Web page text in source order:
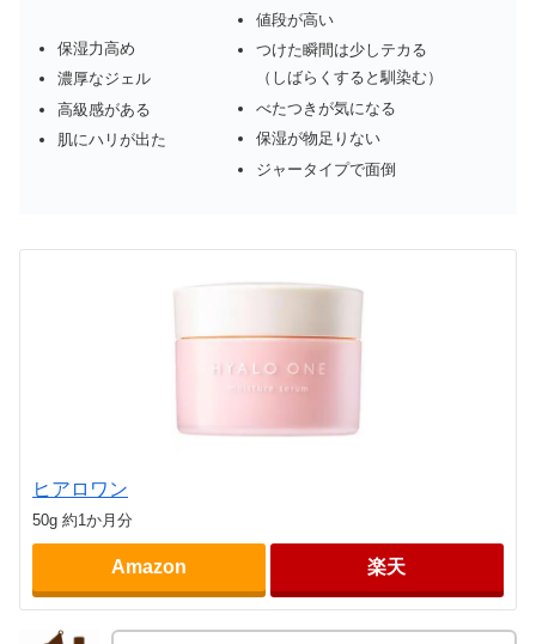
保湿力高め
濃厚なジェル
高級感がある
肌にハリが出た
値段が高い
つけた瞬間は少しテカる
（しばらくすると馴染む）
べたつきが気になる
保湿が物足りない
ジャータイプで面倒
ヒアロワン
50g 約1か月分
Amazon 楽天